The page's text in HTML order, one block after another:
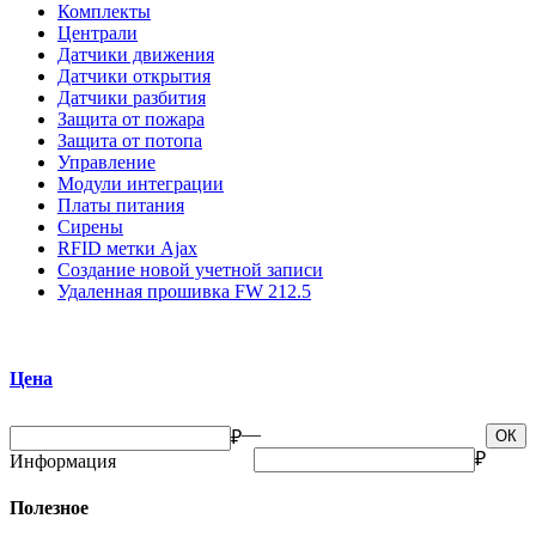
Комплекты
Централи
Датчики движения
Датчики открытия
Датчики разбития
Защита от пожара
Защита от потопа
Управление
Модули интеграции
Платы питания
Сирены
RFID метки Ajax
Создание новой учетной записи
Удаленная прошивка FW 212.5
Цена
₽— ОК
₽
Информация
Полезное